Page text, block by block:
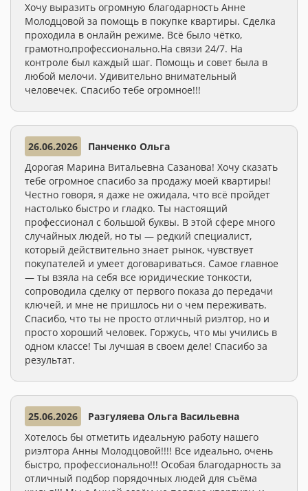
Хочу выразить огромную благодарность Анне
Молодцовой за помощь в покупке квартиры. Сделка
проходила в онлайн режиме. Всё было чётко,
грамотно,профессионально.На связи 24/7. На
контроле был каждый шаг. Помощь и совет была в
любой мелочи. Удивительно внимательный
человечек. Спасибо тебе огромное!!!
26.06.2026
Панченко Ольга
Дорогая Марина Витальевна Сазанова! Хочу сказать
тебе огромное спасибо за продажу моей квартиры!
Честно говоря, я даже не ожидала, что всё пройдет
настолько быстро и гладко. Ты настоящий
профессионал с большой буквы. В этой сфере много
случайных людей, но ты — редкий специалист,
который действительно знает рынок, чувствует
покупателей и умеет договариваться. Самое главное
— ты взяла на себя все юридические тонкости,
сопроводила сделку от первого показа до передачи
ключей, и мне не пришлось ни о чем переживать.
Спасибо, что ты не просто отличный риэлтор, но и
просто хороший человек. Горжусь, что мы учились в
одном классе! Ты лучшая в своем деле! Спасибо за
результат.
25.06.2026
Разгуляева Ольга Васильевна
Хотелось бы отметить идеальную работу нашего
риэлтора Анны Молодцовой!!!! Все идеально, очень
быстро, профессионально!!! Особая благодарность за
отличный подбор порядочных людей для съёма